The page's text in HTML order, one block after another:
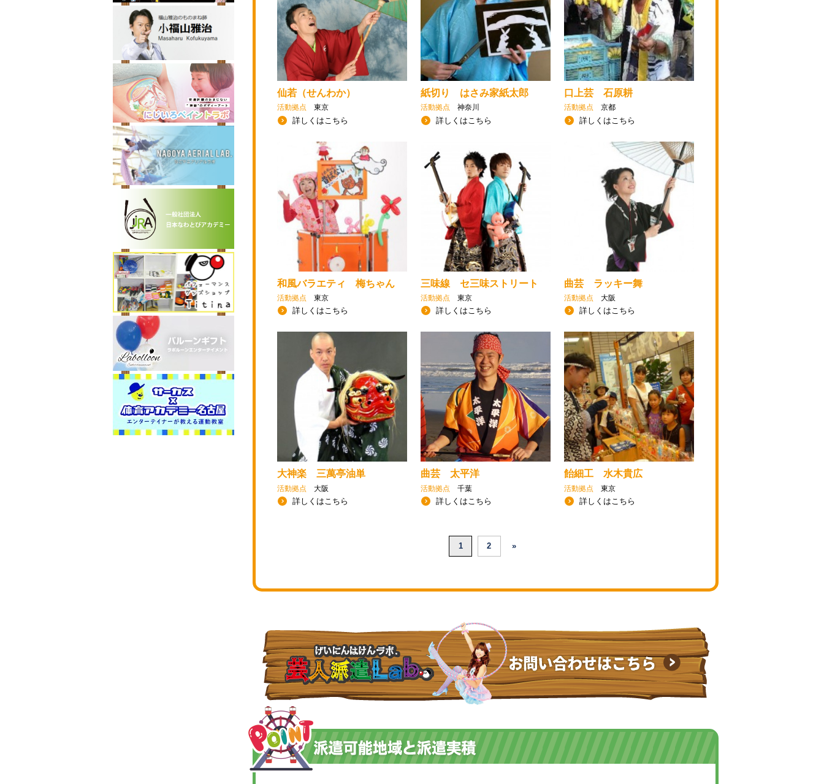
仙若（せんわか）
活動拠点 東京
詳しくはこちら
紙切り はさみ家紙太郎
活動拠点 神奈川
詳しくはこちら
口上芸 石原耕
活動拠点 京都
詳しくはこちら
和風バラエティ 梅ちゃん
活動拠点 東京
詳しくはこちら
三味線 セ三味ストリート
活動拠点 東京
詳しくはこちら
曲芸 ラッキー舞
活動拠点 大阪
詳しくはこちら
大神楽 三萬亭油単
活動拠点 大阪
詳しくはこちら
曲芸 太平洋
活動拠点 千葉
詳しくはこちら
飴細工 水木貴広
活動拠点 東京
詳しくはこちら
1 2 »